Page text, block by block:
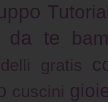
da te
gratis
cuscini